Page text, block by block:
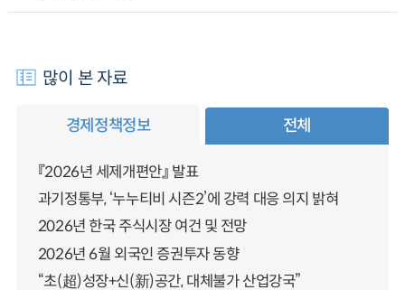
많이 본 자료
경제정책정보 전체
『2026년 세제개편안』 발표
과기정통부, ‘누누티비 시즌2’에 강력 대응 의지 밝혀
2026년 한국 주식시장 여건 및 전망
2026년 6월 외국인 증권투자 동향
“초(超)성장+신(新)공간, 대체불가 산업강국”